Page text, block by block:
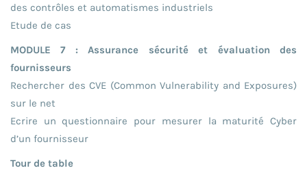
des contrôles et automatismes industriels
Etude de cas
MODULE 7 : Assurance sécurité et évaluation des
fournisseurs
Rechercher des CVE (Common Vulnerability and Exposures)
sur le net
Ecrire un questionnaire pour mesurer la maturité Cyber
d’un fournisseur
Tour de table